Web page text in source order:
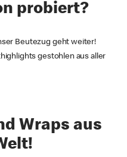
probiert?
Beutezug geht weiter!
gestohlen aus aller
Wraps aus